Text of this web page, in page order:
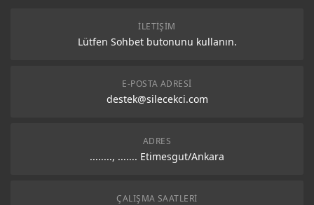
İLETIŞIM
Lütfen Sohbet butonunu kullanın.
E-POSTA ADRESI
destek@silecekci.com
ADRES
........, ....... Etimesgut/Ankara
ÇALIŞMA SAATLERI